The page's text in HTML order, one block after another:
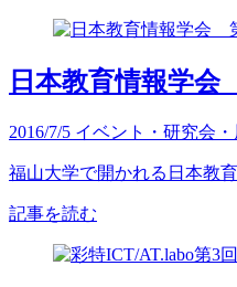
日本教育情報学
2016/7/5 イベント・研究会
福山大学で開かれる日本教
記事を読む